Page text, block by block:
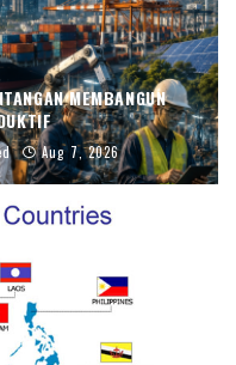
MEMBANGUN
Aug 7, 2026